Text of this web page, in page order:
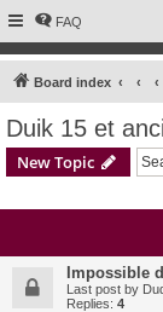
FAQ
Board index
Duik 15 et
New Topic
Impossible
Last post by
Replies: 4